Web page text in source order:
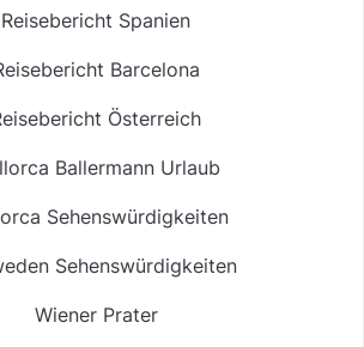
Reisebericht Spanien
Barcelona
Österreich
Ballermann Urlaub
Sehenswürdigkeiten
Sehenswürdigkeiten
Wiener Prater